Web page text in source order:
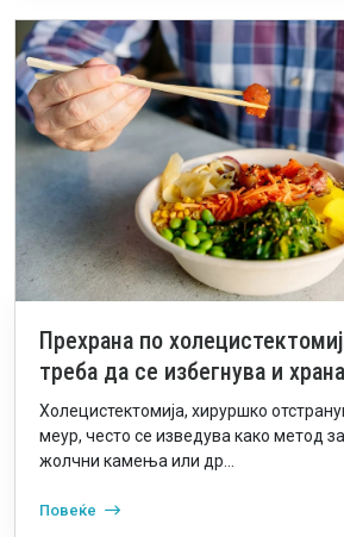
Прехрана по
треба да се избегнува и
Холецистектомија, хируршко
меур, често се изведува како метод
жолчни камења или др...
Повеќе